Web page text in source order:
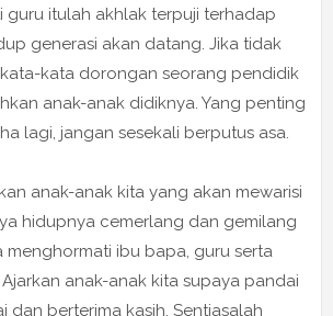
guru itulah akhlak terpuji terhadap
generasi akan datang. Jika tidak
kata dorongan seorang pendidik
anak-anak didiknya. Yang penting
lagi, jangan sesekali berputus asa.
anak-anak kita yang akan mewarisi
hidupnya cemerlang dan gemilang
menghormati ibu bapa, guru serta
anak-anak kita supaya pandai
dan berterima kasih. Sentiasalah